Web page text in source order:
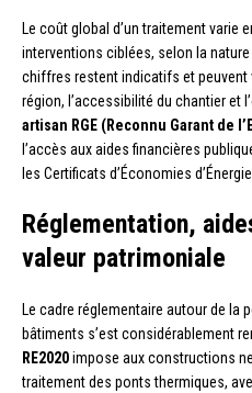
Le coût global d’un traitement varie
interventions ciblées, selon la nature
chiffres restent indicatifs et peuvent
région, l’accessibilité du chantier et
artisan RGE (Reconnu Garant de
l’accès aux aides financières
les Certificats d’Économies
Réglementation,
valeur patrimoniale
Le cadre réglementaire autour de la
bâtiments s’est considérablement
RE2020impose aux constructions
traitement des ponts thermiques,